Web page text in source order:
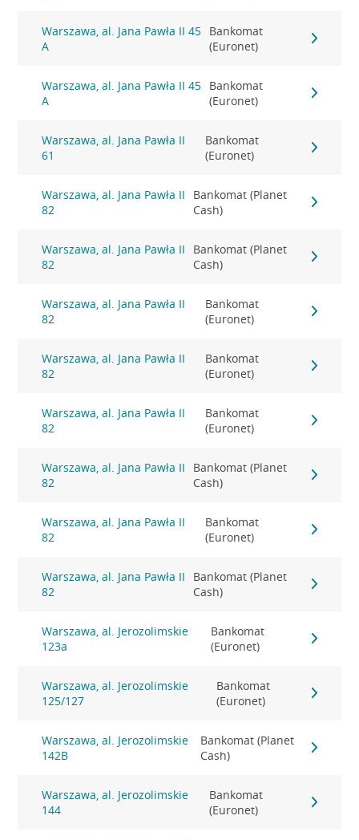
Warszawa, al. Jana Pawła II 45
A
Bankomat
(Euronet)
Warszawa, al. Jana Pawła II 45
A
Bankomat
(Euronet)
Warszawa, al. Jana Pawła II
61
Bankomat
(Euronet)
Warszawa, al. Jana Pawła II
82
Bankomat (Planet
Cash)
Warszawa, al. Jana Pawła II
82
Bankomat (Planet
Cash)
Warszawa, al. Jana Pawła II
82
Bankomat
(Euronet)
Warszawa, al. Jana Pawła II
82
Bankomat
(Euronet)
Warszawa, al. Jana Pawła II
82
Bankomat
(Euronet)
Warszawa, al. Jana Pawła II
82
Bankomat (Planet
Cash)
Warszawa, al. Jana Pawła II
82
Bankomat
(Euronet)
Warszawa, al. Jana Pawła II
82
Bankomat (Planet
Cash)
Warszawa, al. Jerozolimskie
123a
Bankomat
(Euronet)
Warszawa, al. Jerozolimskie
125/127
Bankomat
(Euronet)
Warszawa, al. Jerozolimskie
142B
Bankomat (Planet
Cash)
Warszawa, al. Jerozolimskie
144
Bankomat
(Euronet)